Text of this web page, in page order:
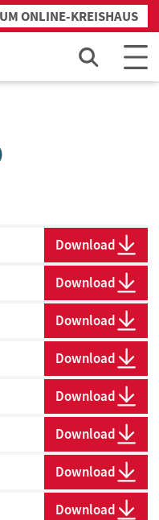
ONLINE-KREISHAUS
Download
Download
Download
Download
Download
Download
Download
Download